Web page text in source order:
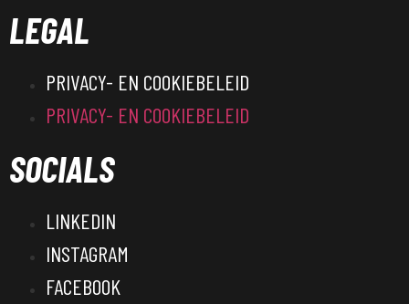
LEGAL
PRIVACY- EN COOKIEBELEID
PRIVACY- EN COOKIEBELEID
SOCIALS
LINKEDIN
INSTAGRAM
FACEBOOK